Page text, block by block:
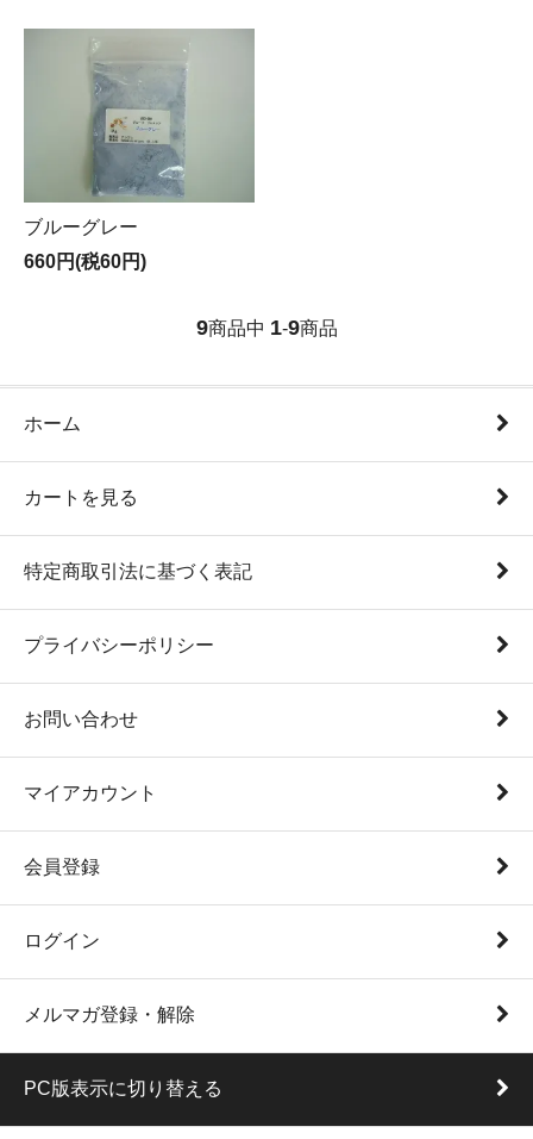
ブルーグレー
660円(税60円)
9商品中 1-9商品
ホーム
カートを見る
特定商取引法に基づく表記
プライバシーポリシー
お問い合わせ
マイアカウント
会員登録
ログイン
メルマガ登録・解除
PC版表示に切り替える